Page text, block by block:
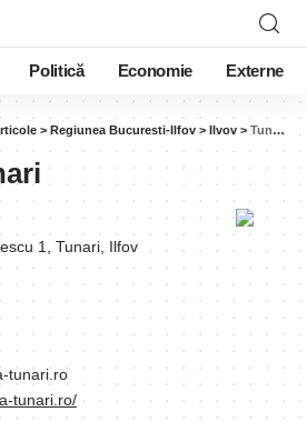
Politică Economie Externe
> Regiunea Bucuresti-Ilfov > Ilvov > Tunari
1, Tunari, Ilfov
tunari.ro
tunari.ro/